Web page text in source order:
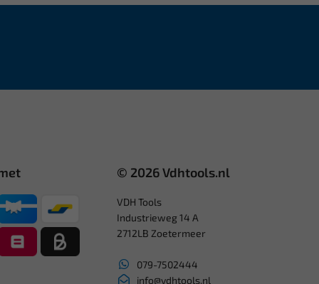
© 2026 Vdhtools.nl
VDH Tools
Industrieweg 14 A
2712LB Zoetermeer
079-7502444
info@vdhtools.nl